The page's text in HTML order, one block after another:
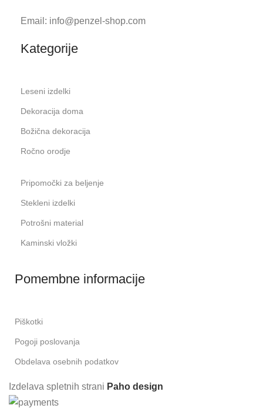
Email: info@penzel-shop.com
Kategorije
Leseni izdelki
Dekoracija doma
Božična dekoracija
Ročno orodje
Pripomočki za beljenje
Stekleni izdelki
Potrošni material
Kaminski vložki
Pomembne informacije
Piškotki
Pogoji poslovanja
Obdelava osebnih podatkov
Izdelava spletnih strani Paho design